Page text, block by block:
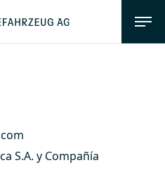
S.A. y Compañía